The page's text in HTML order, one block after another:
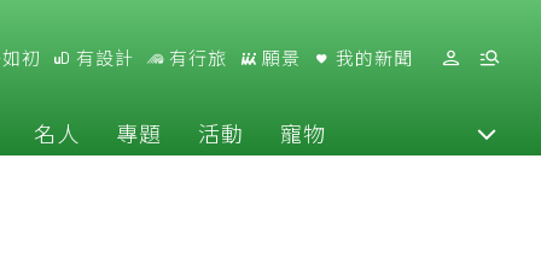
初 有設計 有行旅 願景 我的新聞
名人 專題 活動 寵物